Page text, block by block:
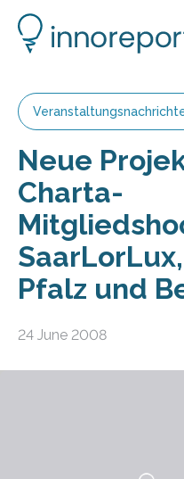
Neue
Charta-
Pfalz und
24 June 2008